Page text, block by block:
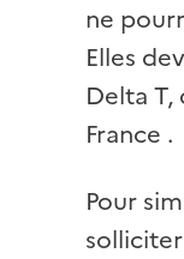
ne
Elles
Delta
France .
Pour